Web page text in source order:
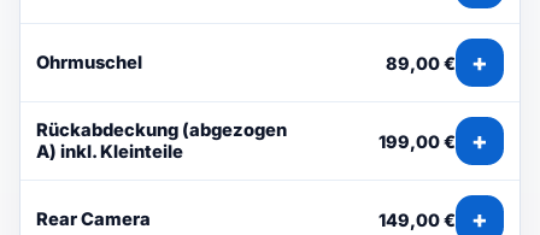
Ohrmuschel 89,00 € +
Rückabdeckung (abgezogen
A) inkl. Kleinteile
199,00 € +
Rear Camera 149,00 € +